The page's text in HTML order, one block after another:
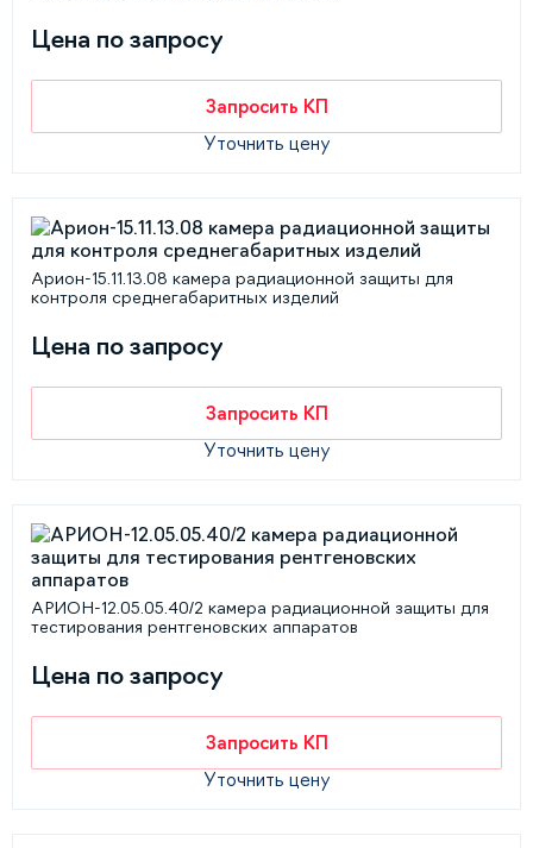
Цена по запросу
Запросить КП
Уточнить цену
Арион-15.11.13.08 камера радиационной защиты для
контроля среднегабаритных изделий
Цена по запросу
Запросить КП
Уточнить цену
АРИОН-12.05.05.40/2 камера радиационной защиты для
тестирования рентгеновских аппаратов
Цена по запросу
Запросить КП
Уточнить цену